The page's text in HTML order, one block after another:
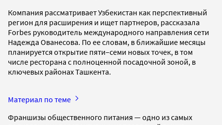
Компания рассматривает Узбекистан как перспективный
регион для расширения и ищет партнеров, рассказала
Forbes руководитель международного направления сети
Надежда Ованесова. По ее словам, в ближайшие месяцы
планируется открытие пяти–семи новых точек, в том
числе ресторана с полноценной посадочной зоной, в
ключевых районах Ташкента.
Материал по теме
Франшизы общественного питания — одно из самых